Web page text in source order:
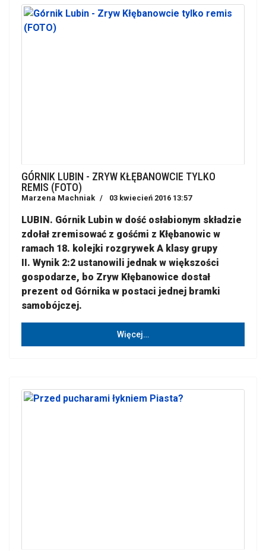
GÓRNIK LUBIN - ZRYW KŁĘBANOWCIE TYLKO
REMIS (FOTO)
Marzena Machniak 03 kwiecień 2016 13:57
LUBIN. Górnik Lubin w dość osłabionym składzie
zdołał zremisować z gośćmi z Kłębanowic w
ramach 18. kolejki rozgrywek A klasy grupy
II. Wynik 2:2 ustanowili jednak w większości
gospodarze, bo Zryw Kłębanowice dostał
prezent od Górnika w postaci jednej bramki
samobójczej.
Więcej…